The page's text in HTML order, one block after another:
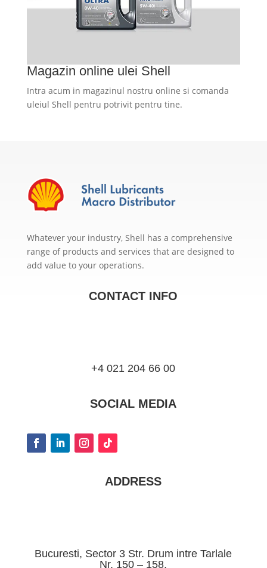
Magazin online ulei Shell
Intra acum in magazinul nostru online si comanda
uleiul Shell pentru potrivit pentru tine.
Whatever your industry, Shell has a comprehensive
range of products and services that are designed to
add value to your operations.
CONTACT INFO
+4 021 204 66 00
SOCIAL MEDIA
ADDRESS
Bucuresti, Sector 3 Str. Drum intre Tarlale
Nr. 150 – 158.